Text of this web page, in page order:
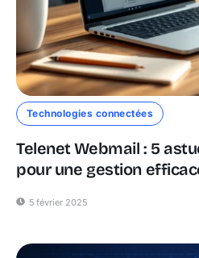
Technologies connectées
Telenet Webmail : 5
pour une gestion
5 février 2025